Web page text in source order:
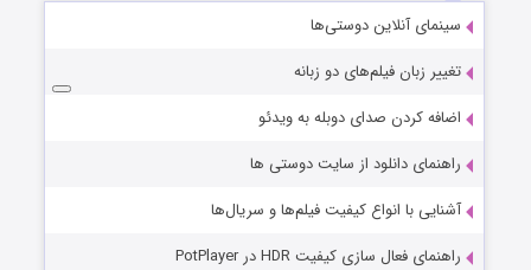
سینمای آنلاین دوستی‌ها
تغییر زبان فیلم‌های دو زبانه
اضافه کردن صدای دوبله به ویدئو
راهنمای دانلود از سایت دوستی ها
آشنایی با انواع کیفیت فیلم‌ها و سریال‌ها
راهنمای فعال سازی کیفیت HDR در PotPlayer